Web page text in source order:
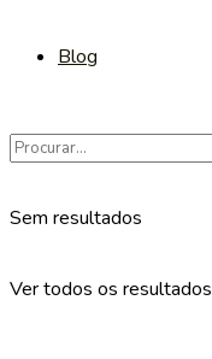
Blog
Sem resultados
Ver todos os resultados